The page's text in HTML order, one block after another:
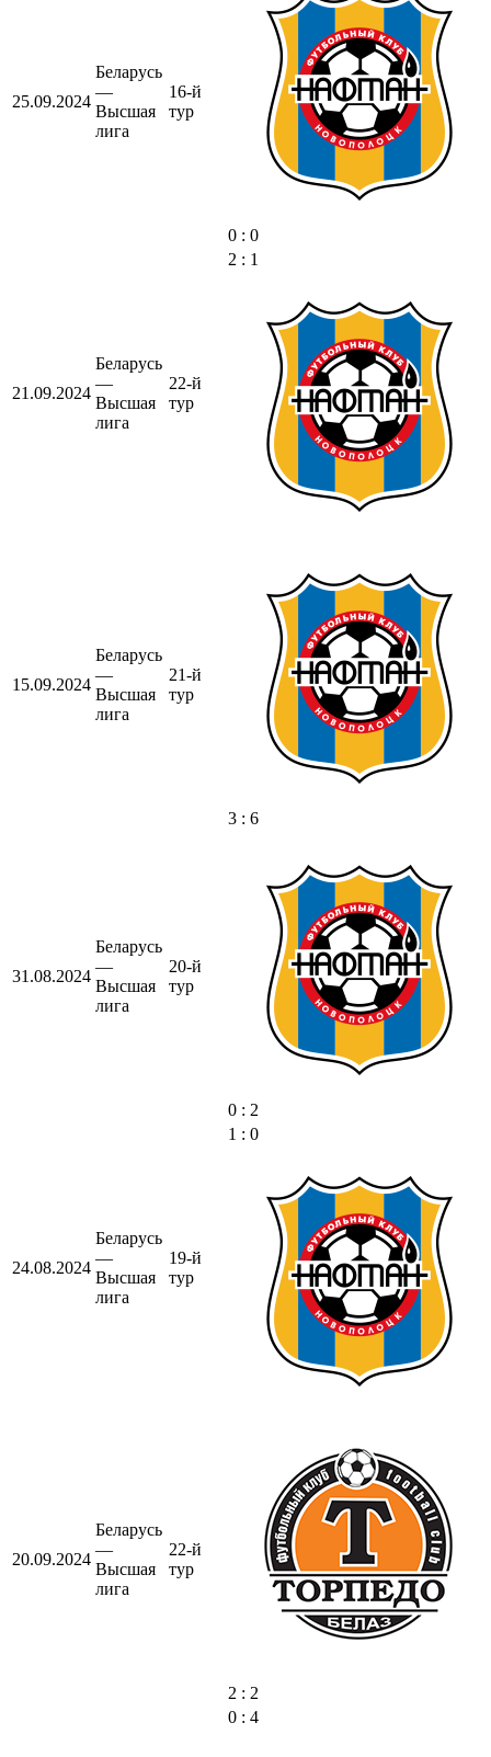
25.09.2024
Беларусь
—
Высшая
лига
16-й
тур
0 : 0
21.09.2024
Беларусь
—
Высшая
лига
22-й
тур
2 : 1
15.09.2024
Беларусь
—
Высшая
лига
21-й
тур
3 : 6
31.08.2024
Беларусь
—
Высшая
лига
20-й
тур
0 : 2
24.08.2024
Беларусь
—
Высшая
лига
19-й
тур
1 : 0
20.09.2024
Беларусь
—
Высшая
лига
22-й
тур
2 : 2
0 : 4